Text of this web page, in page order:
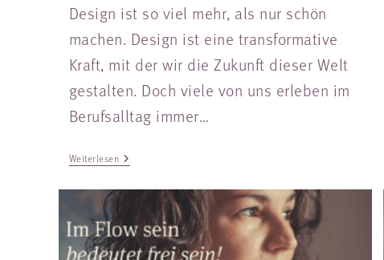
Design ist so viel mehr, als nur schön
machen. Design ist eine transformative
Kraft, mit der wir die Zukunft dieser Welt
gestalten. Doch viele von uns erleben im
Berufsalltag immer…
Weiterlesen